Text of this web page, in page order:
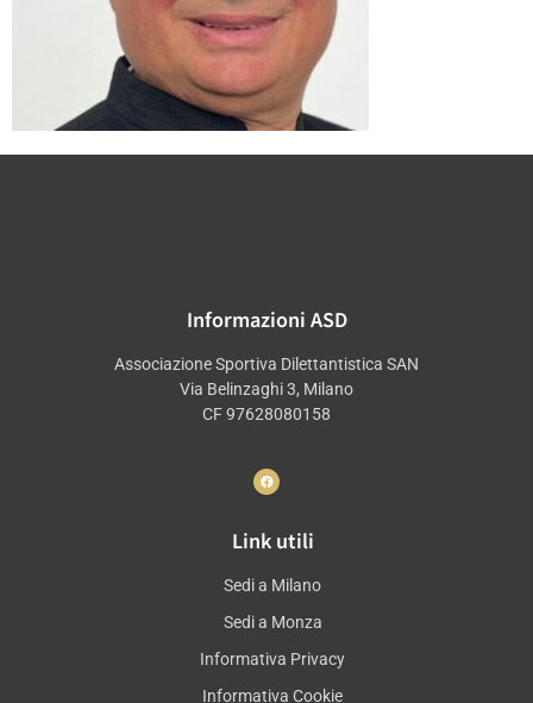
Informazioni ASD
Associazione Sportiva Dilettantistica SAN
Via Belinzaghi 3, Milano
CF 97628080158
Link utili
Sedi a Milano
Sedi a Monza
Informativa Privacy
Informativa Cookie